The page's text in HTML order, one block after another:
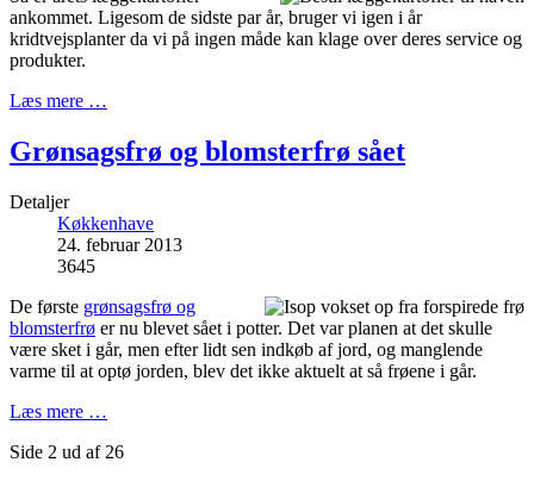
ankommet. Ligesom de sidste par år, bruger vi igen i år
kridtvejsplanter da vi på ingen måde kan klage over deres service og
produkter.
Læs mere …
Grønsagsfrø og blomsterfrø sået
Detaljer
Køkkenhave
24. februar 2013
3645
De første grønsagsfrø og
blomsterfrø er nu blevet sået i potter. Det var planen at det skulle
være sket i går, men efter lidt sen indkøb af jord, og manglende
varme til at optø jorden, blev det ikke aktuelt at så frøene i går.
Læs mere …
Side 2 ud af 26